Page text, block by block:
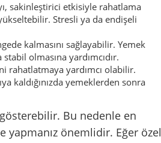
sakinleştirici etkisiyle rahatlama
Stresli ya da endişeli
kalmasını sağlayabilir. Yemek
olmasına yardımcıdır.
rahatlatmaya yardımcı olabilir.
kaldığınızda yemeklerden sonra
Bu nedenle en
yapmanız önemlidir. Eğer özel